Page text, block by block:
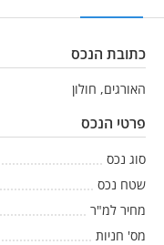
כתובת הנכס
האורגים, חולון
פרטי הנכס
סוג נכס
שטח נכס
מחיר למ"ר
מס' חניות